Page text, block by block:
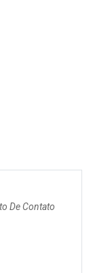
De Contato